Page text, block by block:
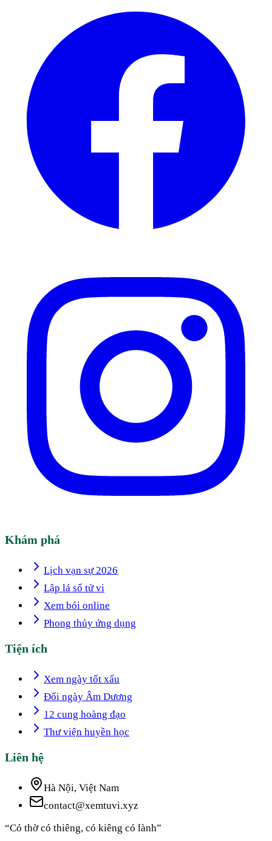
Khám phá
Lịch vạn sự 2026
Lập lá số tử vi
Xem bói online
Phong thủy ứng dụng
Tiện ích
Xem ngày tốt xấu
Đổi ngày Âm Dương
12 cung hoàng đạo
Thư viện huyền học
Liên hệ
Hà Nội, Việt Nam
contact@xemtuvi.xyz
“Có thờ có thiêng, có kiêng có lành”